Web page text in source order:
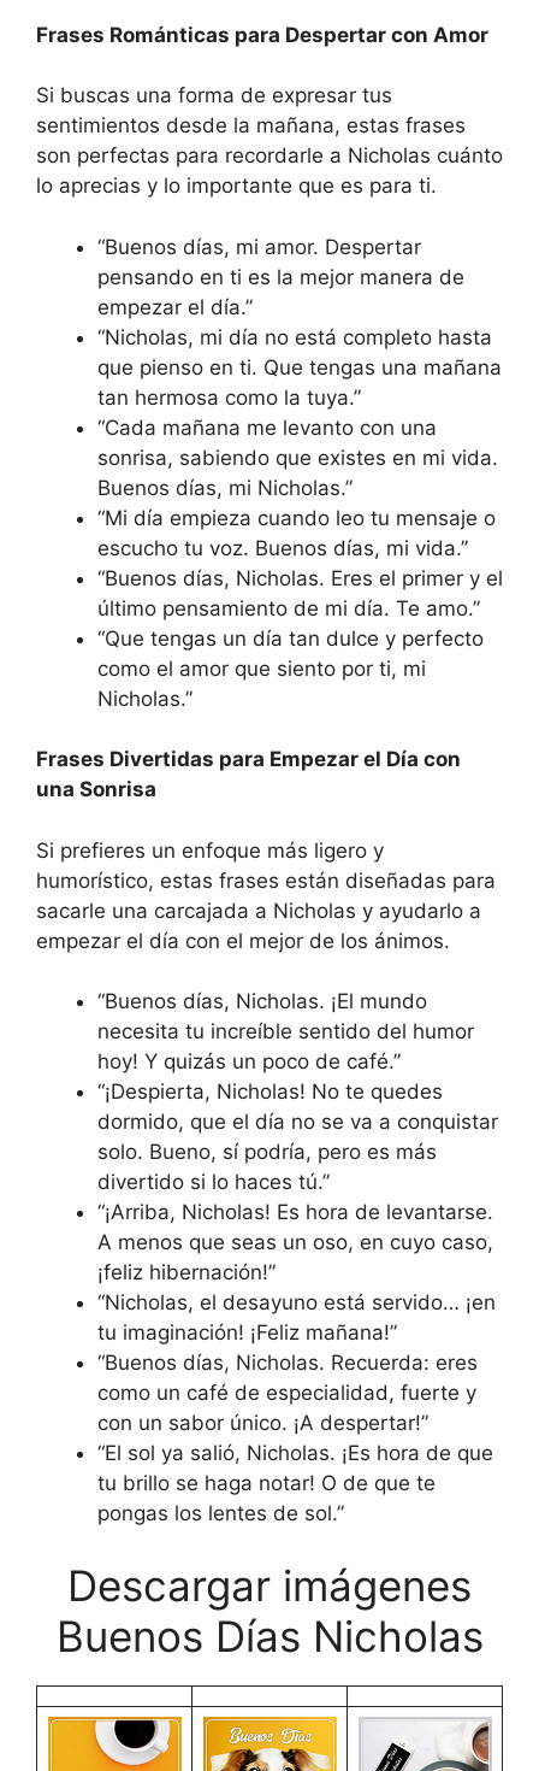
Frases Románticas para Despertar con Amor
Si buscas una forma de expresar tus
sentimientos desde la mañana, estas frases
son perfectas para recordarle a Nicholas cuánto
lo aprecias y lo importante que es para ti.
“Buenos días, mi amor. Despertar
pensando en ti es la mejor manera de
empezar el día.”
“Nicholas, mi día no está completo hasta
que pienso en ti. Que tengas una mañana
tan hermosa como la tuya.”
“Cada mañana me levanto con una
sonrisa, sabiendo que existes en mi vida.
Buenos días, mi Nicholas.”
“Mi día empieza cuando leo tu mensaje o
escucho tu voz. Buenos días, mi vida.”
“Buenos días, Nicholas. Eres el primer y el
último pensamiento de mi día. Te amo.”
“Que tengas un día tan dulce y perfecto
como el amor que siento por ti, mi
Nicholas.”
Frases Divertidas para Empezar el Día con
una Sonrisa
Si prefieres un enfoque más ligero y
humorístico, estas frases están diseñadas para
sacarle una carcajada a Nicholas y ayudarlo a
empezar el día con el mejor de los ánimos.
“Buenos días, Nicholas. ¡El mundo
necesita tu increíble sentido del humor
hoy! Y quizás un poco de café.”
“¡Despierta, Nicholas! No te quedes
dormido, que el día no se va a conquistar
solo. Bueno, sí podría, pero es más
divertido si lo haces tú.”
“¡Arriba, Nicholas! Es hora de levantarse.
A menos que seas un oso, en cuyo caso,
¡feliz hibernación!”
“Nicholas, el desayuno está servido… ¡en
tu imaginación! ¡Feliz mañana!”
“Buenos días, Nicholas. Recuerda: eres
como un café de especialidad, fuerte y
con un sabor único. ¡A despertar!”
“El sol ya salió, Nicholas. ¡Es hora de que
tu brillo se haga notar! O de que te
pongas los lentes de sol.”
Descargar imágenes
Buenos Días Nicholas